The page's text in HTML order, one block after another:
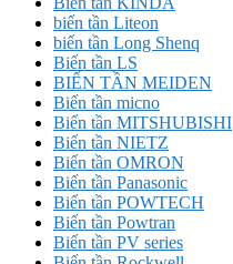
biến tần Liteon
biến tần Long Shenq
Biến tần LS
BIẾN TẦN MEIDEN
Biến tần micno
Biến tần MITSHUBISHI
Biến tần NIETZ
Biến tần OMRON
Biến tần Panasonic
Biến tần POWTECH
Biến tần Powtran
Biến tần PV series